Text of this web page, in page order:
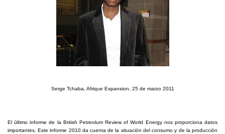
Serge Tchaba, Afrique Expansion, 25 de marzo 2011
El último informe de la British Petreolum Review of World Energy nos proporciona datos
importantes. Este informe 2010 da cuenta de la situación del consumo y de la producción